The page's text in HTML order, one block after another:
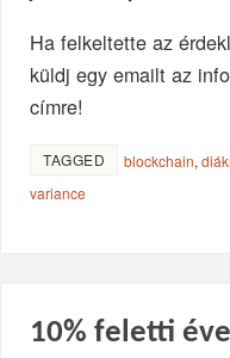
Ha felkeltette az
küldj egy emailt az
címre!
TAGGED blockchain,
variance
10% feletti